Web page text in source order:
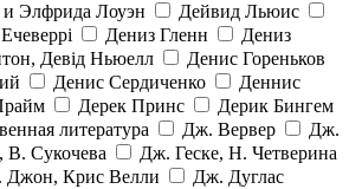
Элфрида Лоуэн
Дейвид Льюис
Дениз Гленн
Дениз
Девід Ньюелл
Денис Гореньков
Денис Сердиченко
Деннис
Дерек Принс
Дерик Бингем
литература
Дж. Вервер
Дж.
В. Сукочева
Дж. Геске, Н. Четверина
Джон, Крис Велли
Дж. Дуглас